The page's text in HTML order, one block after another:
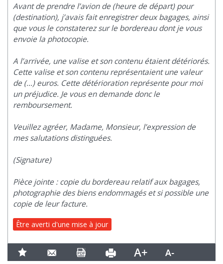
Avant de prendre l’avion de (heure de départ) pour
(destination), j’avais fait enregistrer deux bagages, ainsi
que vous le constaterez sur le bordereau dont je vous
envoie la photocopie.
A l’arrivée, une valise et son contenu étaient détériorés.
Cette valise et son contenu représentaient une valeur
de (…) euros. Cette détérioration représente pour moi
un préjudice. Je vous en demande donc le
remboursement.
Veuillez agréer, Madame, Monsieur, l’expression de
mes salutations distinguées.
(Signature)
Pièce jointe : copie du bordereau relatif aux bagages,
photographie des biens endommagés et si possible une
copie de leur facture.
Être averti d'une mise à jour